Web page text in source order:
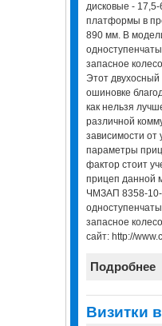
дисковые -
платформы в
890 мм. В
запасное
Этот
ошиновке
как нельзя
различной
зависимости от
параметры
фактор стоит
прицеп данной
ЧМЗАП 8358-10-
запасное
сайт: http://
Подробнее
Визитки